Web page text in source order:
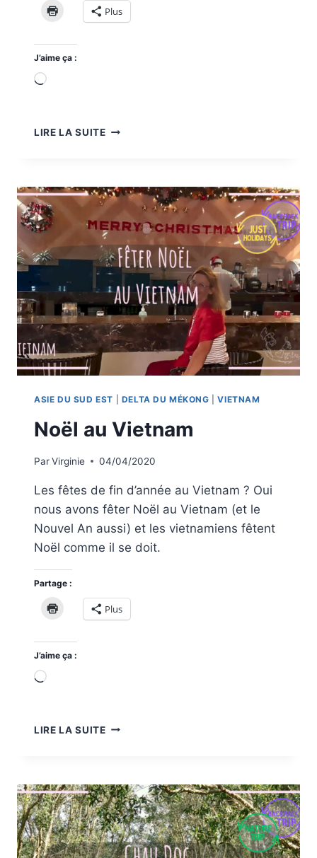
Plus
J’aime ça :
Chargement…
LIRE LA SUITELA
CAN
THO
EN
SCOOTER
ASIE DU SUD EST DELTA DU MÉKONG |VIETNAM
Noël au Vietnam
ParVirginie 04/04/2020
Les fêtes de fin d’année au Vietnam ? Oui
nous avons fêter Noël au Vietnam (et le
Nouvel An aussi) et les vietnamiens fêtent
Noël comme il se doit.
Partage :
Plus
J’aime ça :
Chargement…
LIRE LA SUITENOËL